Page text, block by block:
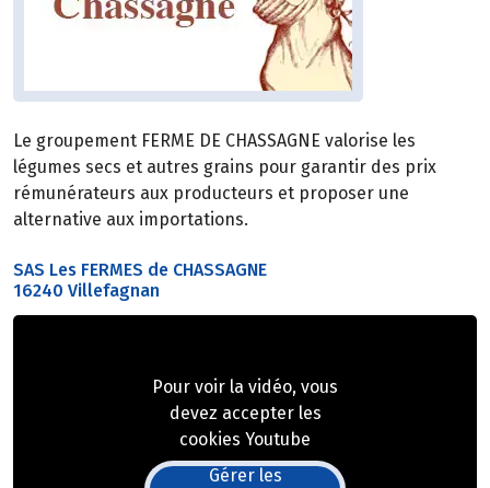
Le groupement FERME DE CHASSAGNE valorise les
légumes secs et autres grains pour garantir des prix
rémunérateurs aux producteurs et proposer une
alternative aux importations.
SAS Les FERMES de CHASSAGNE
16240 Villefagnan
Pour voir la vidéo, vous
devez accepter les
cookies Youtube
Gérer les